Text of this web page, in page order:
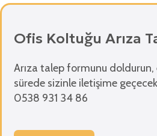
Ofis Koltuğu Arıza
Arıza talep formunu doldurun,
sürede sizinle iletişime
0538 931 34 86